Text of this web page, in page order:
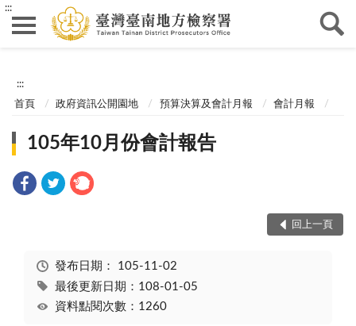
:::
:::
首頁 政府資訊公開園地 預算決算及會計月報 會計月報
105年10月份會計報告
回上一頁
發布日期： 105-11-02
最後更新日期：108-01-05
資料點閱次數：1260